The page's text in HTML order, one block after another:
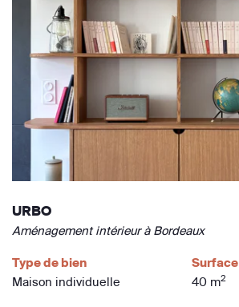
URBO
Aménagement intérieur à Bordeaux
Type de bien
Maison individuelle
Surface
40 m2